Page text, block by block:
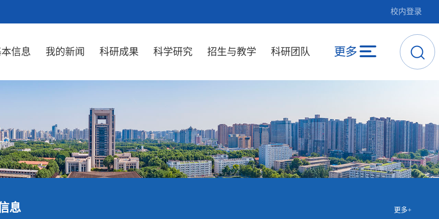
校内登录
信息 我的新闻 科研成果 科学研究 招生与教学 科研团队
息 更多+